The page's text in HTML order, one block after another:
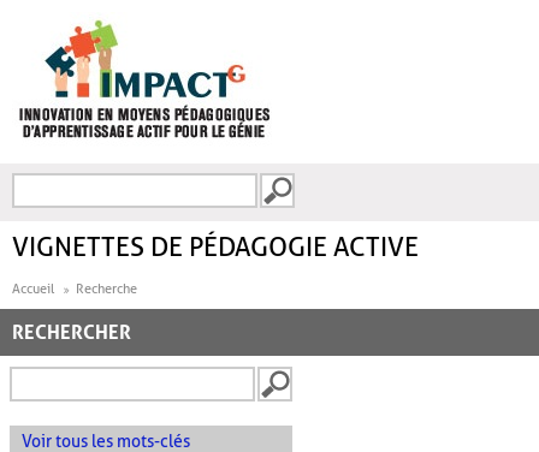
FORMULAIRE DE
VIGNETTES DE PÉDAGOGIE ACTIVE
Accueil Recherche
RECHERCHER
Voir tous les mots-clés